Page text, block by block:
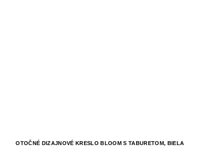
OTOČNÉ DIZAJNOVÉ KRESLO BLOOM S TABURETOM, BIELA